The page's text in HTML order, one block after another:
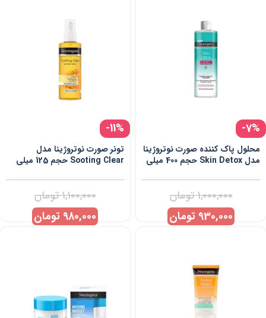
-7%
محلول پاک کننده صورت نوتروژینا
مدل Skin Detox حجم 400 میلی
1,000,000تومان
930,000 تومان
-11%
تونر صورت نوتروژینا مدل
Sooting Clear حجم 125 میلی
1,100,000تومان
980,000 تومان